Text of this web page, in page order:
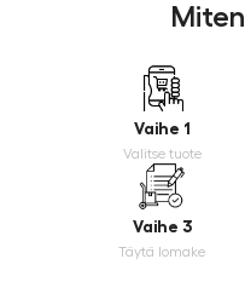
Vaihe 1
Valitse tuote
Vaihe 3
Täytä lomake